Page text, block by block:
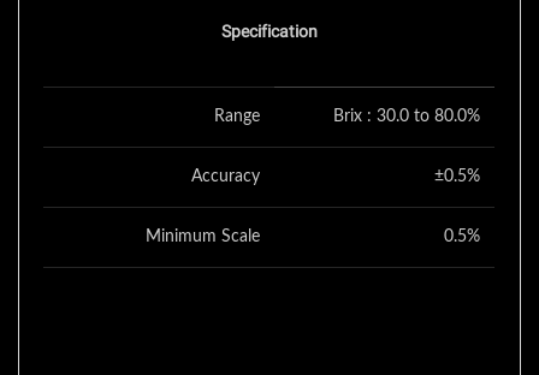
Specification
Range Brix : 30.0 to 80.0%
Accuracy ±0.5%
Minimum Scale 0.5%